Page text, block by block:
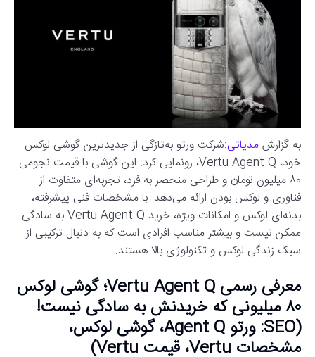
به گزارشمدیاتی:شرکت ورتو به‌تازگی از جدیدترین گوشی لوکس
خود، Vertu Agent Q، رونمایی کرد. این گوشی با قیمت نجومی
۸۰ میلیون تومان و طراحی منحصر به فرد، تجربه‌ای متفاوت از
فناوری و لوکس بودن ارائه می‌دهد. با مشخصات فنی پیشرفته،
بدنه‌ای لوکس و امکانات ویژه، خرید Vertu Agent Q به سادگی
ممکن نیست و بیشتر مناسب افرادی است که به دنبال ترکیبی از
سبک زندگی لوکس و تکنولوژی بالا هستند.
معرفی رسمی Vertu Agent Q؛ گوشی لوکس
۸۰ میلیونی که خریدنش به سادگی نیست!
(SEO: ورتو Agent Q، گوشی لوکس،
مشخصات Vertu، قیمت Vertu)